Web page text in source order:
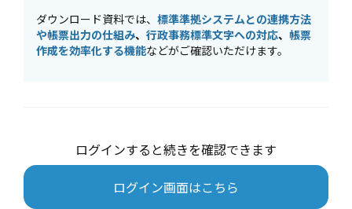
ダウンロード資料では、 標準準拠システムとの連携方法
や帳票出力の仕組み、 行政事務標準文字への対応、 帳票
作成を効率化する機能などがご確認いただけます。
ログインすると続きを確認できます
ログイン画面はこちら